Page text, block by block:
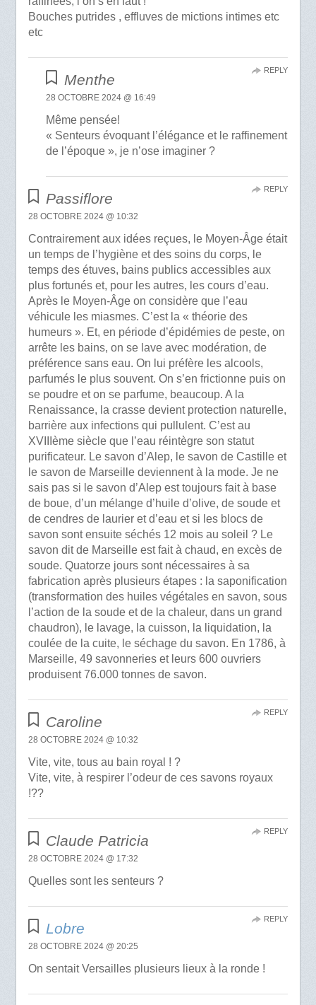
Bouches putrides , effluves de mictions intimes etc
etc
Menthe
28 OCTOBRE 2024 @ 16:49
Même pensée!
« Senteurs évoquant l’élégance et le raffinement
de l’époque », je n’ose imaginer ?
REPLY
Passiflore
28 OCTOBRE 2024 @ 10:32
Contrairement aux idées reçues, le Moyen-Âge était
un temps de l’hygiène et des soins du corps, le
temps des étuves, bains publics accessibles aux
plus fortunés et, pour les autres, les cours d’eau.
Après le Moyen-Âge on considère que l’eau
véhicule les miasmes. C’est la « théorie des
humeurs ». Et, en période d’épidémies de peste, on
arrête les bains, on se lave avec modération, de
préférence sans eau. On lui préfère les alcools,
parfumés le plus souvent. On s’en frictionne puis on
se poudre et on se parfume, beaucoup. A la
Renaissance, la crasse devient protection naturelle,
barrière aux infections qui pullulent. C’est au
XVIIIème siècle que l’eau réintègre son statut
purificateur. Le savon d’Alep, le savon de Castille et
le savon de Marseille deviennent à la mode. Je ne
sais pas si le savon d’Alep est toujours fait à base
de boue, d’un mélange d’huile d’olive, de soude et
de cendres de laurier et d’eau et si les blocs de
savon sont ensuite séchés 12 mois au soleil ? Le
savon dit de Marseille est fait à chaud, en excès de
soude. Quatorze jours sont nécessaires à sa
fabrication après plusieurs étapes : la saponification
(transformation des huiles végétales en savon, sous
l’action de la soude et de la chaleur, dans un grand
chaudron), le lavage, la cuisson, la liquidation, la
coulée de la cuite, le séchage du savon. En 1786, à
Marseille, 49 savonneries et leurs 600 ouvriers
produisent 76.000 tonnes de savon.
REPLY
Caroline
28 OCTOBRE 2024 @ 10:32
Vite, vite, tous au bain royal ! ?
Vite, vite, à respirer l’odeur de ces savons royaux
!??
REPLY
Claude Patricia
28 OCTOBRE 2024 @ 17:32
Quelles sont les senteurs ?
REPLY
Lobre
28 OCTOBRE 2024 @ 20:25
On sentait Versailles plusieurs lieux à la ronde !
REPLY